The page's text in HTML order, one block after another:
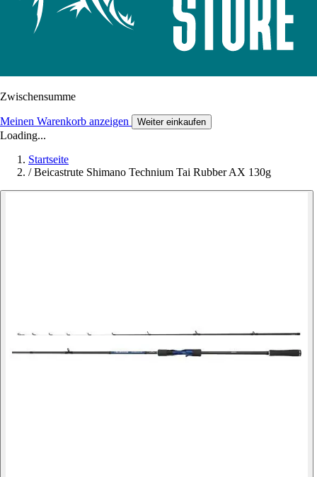
Zwischensumme
Meinen Warenkorb anzeigen Weiter einkaufen
Loading...
Startseite
/ Beicastrute Shimano Technium Tai Rubber AX 130g